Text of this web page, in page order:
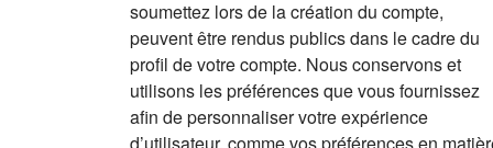
soumettez lors de la création du compte,
peuvent être rendus publics dans le cadre du
profil de votre compte. Nous conservons et
utilisons les préférences que vous fournissez
afin de personnaliser votre expérience
d’utilisateur, comme vos préférences en